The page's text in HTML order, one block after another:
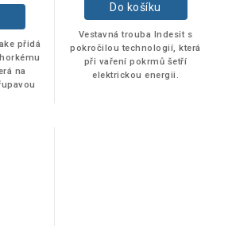
přidá
na
Do košíku
Vestavná trouba Indesit s
pokročilou technologií, která
při vaření pokrmů šetří
elektrickou energii.